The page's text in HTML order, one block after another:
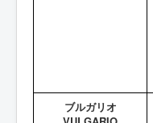
ブルガリオ